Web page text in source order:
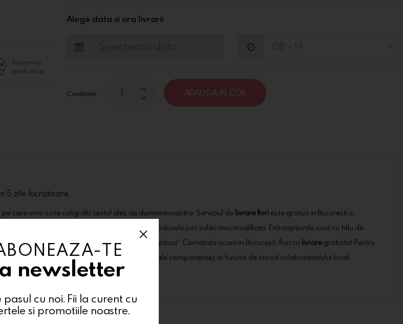
TE
newsletter
pasul cu noi. Fii la curent cu
si promotiile noastre.
Asistenta
telefonica
Alege data si ora livrarii
Cantitate: ADAUGA IN COS
5 zile lucratoare.
care vom scrie caligrafic textul ales de dumneavoastra. Serviciul de livrare flori este gratuit in Bucuresti si
ales. In functie de stoc si de sezon, produsele pot suferi mici modificari. Extraoptiunile sunt cu titlu de
de produsele dorite, din categoria "Extraoptiuni". Comanda acum in Bucuresti, flori cu livrare gratuita! Pentru
(tipul florilor, cutiile, ambalajele, alte materiale componente), in functie de stocul colaboratorului local.